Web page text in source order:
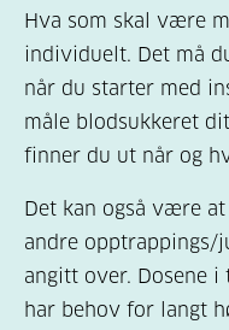
Hva som skal være
individuelt. Det må
når du starter med
måle blodsukkeret
finner du ut når og
Det kan også være
andre opptrappings/
angitt over. Dosene i
har behov for langt